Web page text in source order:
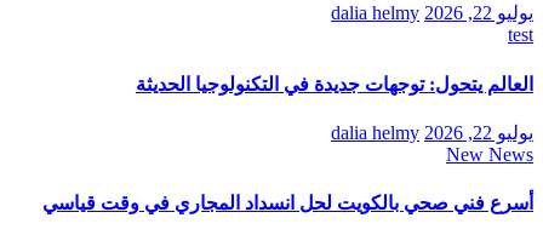
يوليو 22, 2026
dalia helmy
test
العالم يتحول: توجهات جديدة في التكنولوجيا الحديثة
يوليو 22, 2026
dalia helmy
New News
أسرع فني صحي بالكويت لحل انسداد المجاري في وقت قياسي